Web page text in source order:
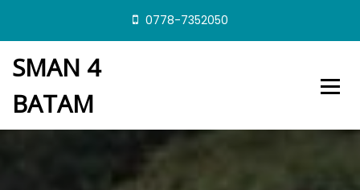
i
o
0778-7352050
SMAN 4
BATAM